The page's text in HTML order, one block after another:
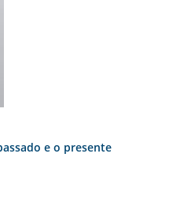
e o presente